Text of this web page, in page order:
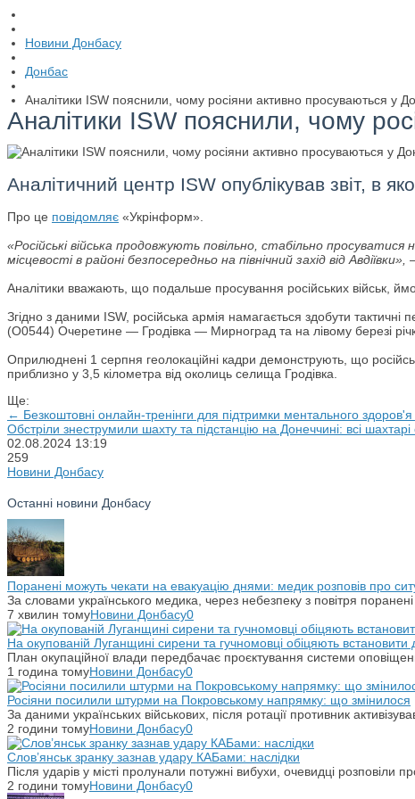
Новини Донбасу
Донбас
Аналітики ISW пояснили, чому росіяни активно просуваються у
Аналітики ISW пояснили, чому
Аналітичний центр ISW опублікував звіт, в
Про це повідомляє «Укрінформ».
«Російські війська продовжують повільно, стабільно просуватися
місцевості в районі безпосередньо на північний захід від Авдіївки»,
Аналітики вважають, що подальше просування російських військ,
Згідно з даними ISW, російська армія намагається здобути тактичні
(О0544) Очеретине — Гродівка — Мирноград та на лівому березі
Оприлюднені 1 серпня геолокаційні кадри демонструють, що
приблизно у 3,5 кілометра від околиць селища Гродівка.
Ще:
← Безкоштовні онлайн-тренінги для підтримки ментального
Обстріли знеструмили шахту та підстанцію на Донеччині: всі
02.08.2024 13:19
259
Новини Донбасу
Останні новини Донбасу
Поранені можуть чекати на евакуацію днями: медик розповів про
За словами українського медика, через небезпеку з повітря
7 хвилин томуНовини Донбасу0
На окупованій Луганщині сирени та гучномовці обіцяють встановити
План окупаційної влади передбачає проєктування системи
1 година томуНовини Донбасу0
Росіяни посилили штурми на Покровському напрямку: що змінилося
За даними українських військових, після ротації противник
2 години томуНовини Донбасу0
Слов’янськ зранку зазнав удару КАБами: наслідки
Після ударів у місті пролунали потужні вибухи, очевидці розповіли
2 години томуНовини Донбасу0